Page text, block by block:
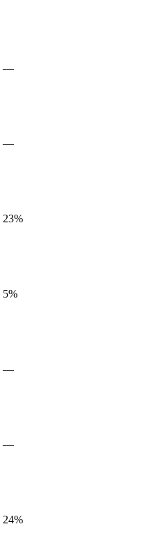
—
—
23%
5%
—
—
24%